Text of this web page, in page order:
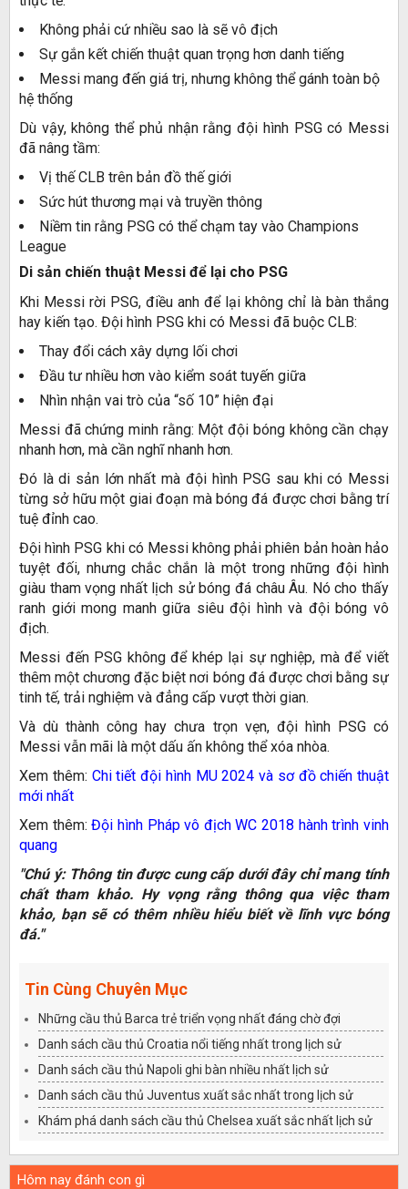
Không phải cứ nhiều sao là sẽ vô địch
Sự gắn kết chiến thuật quan trọng hơn danh tiếng
Messi mang đến giá trị, nhưng không thể gánh toàn bộ
hệ thống
Dù vậy, không thể phủ nhận rằng đội hình PSG có Messi
đã nâng tầm:
Vị thế CLB trên bản đồ thế giới
Sức hút thương mại và truyền thông
Niềm tin rằng PSG có thể chạm tay vào Champions
League
Di sản chiến thuật Messi để lại cho PSG
Khi Messi rời PSG, điều anh để lại không chỉ là bàn thắng
hay kiến tạo. Đội hình PSG khi có Messi đã buộc CLB:
Thay đổi cách xây dựng lối chơi
Đầu tư nhiều hơn vào kiểm soát tuyến giữa
Nhìn nhận vai trò của “số 10” hiện đại
Messi đã chứng minh rằng: Một đội bóng không cần chạy
nhanh hơn, mà cần nghĩ nhanh hơn.
Đó là di sản lớn nhất mà đội hình PSG sau khi có Messi
từng sở hữu một giai đoạn mà bóng đá được chơi bằng trí
tuệ đỉnh cao.
Đội hình PSG khi có Messi không phải phiên bản hoàn hảo
tuyệt đối, nhưng chắc chắn là một trong những đội hình
giàu tham vọng nhất lịch sử bóng đá châu Âu. Nó cho thấy
ranh giới mong manh giữa siêu đội hình và đội bóng vô
địch.
Messi đến PSG không để khép lại sự nghiệp, mà để viết
thêm một chương đặc biệt nơi bóng đá được chơi bằng sự
tinh tế, trải nghiệm và đẳng cấp vượt thời gian.
Và dù thành công hay chưa trọn vẹn, đội hình PSG có
Messi vẫn mãi là một dấu ấn không thể xóa nhòa.
Xem thêm: Chi tiết đội hình MU 2024 và sơ đồ chiến thuật
mới nhất
Xem thêm:Đội hình Pháp vô địch WC 2018 hành trình vinh
quang
"Chú ý: Thông tin được cung cấp dưới đây chỉ mang tính
chất tham khảo. Hy vọng rằng thông qua việc tham
khảo, bạn sẽ có thêm nhiều hiểu biết về lĩnh vực bóng
đá."
Tin Cùng Chuyên Mục
Những cầu thủ Barca trẻ triển vọng nhất đáng chờ đợi
Danh sách cầu thủ Croatia nổi tiếng nhất trong lịch sử
Danh sách cầu thủ Napoli ghi bàn nhiều nhất lịch sử
Danh sách cầu thủ Juventus xuất sắc nhất trong lịch sử
Khám phá danh sách cầu thủ Chelsea xuất sắc nhất lịch sử
Hôm nay đánh con gì